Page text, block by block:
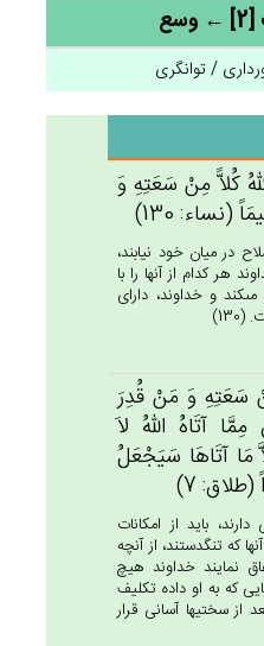
/ توانگری
كُلاًّ مِنْ‌ سَعَتِه‌ِ وَ
(نساء: 130)
در ميان خود نيابند،
هر كدام از آنها را با
و خداوند، داراى
سَعَتِه‌ِ وَ مَنْ‌ قُدِرَ
آتَاه‌ُ الله‌ُ لاَ
مَا آتَاهَا سَيَجْعَل‌ُ
7)
بايد از امكانات
كه تنگدستند، از آنچه
نمايند خداوند هيچ
كه به او داده تكليف
از سختيها آسانى قرار